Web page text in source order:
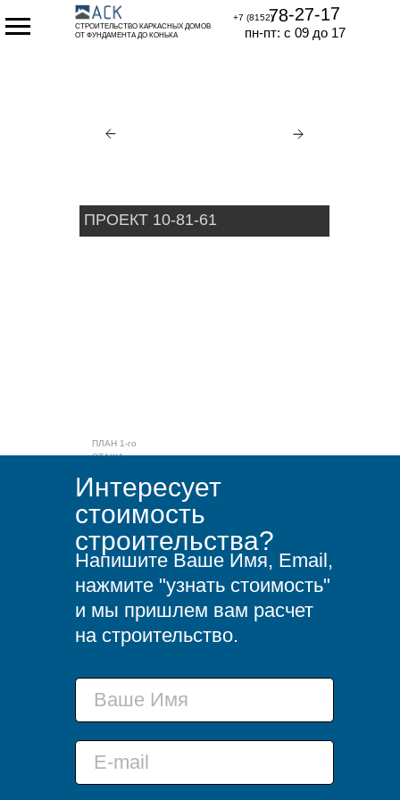
СТРОИТЕЛЬСТВО КАРКАСНЫХ ДОМОВ
ОТ ФУНДАМЕНТА ДО КОНЬКА
78-27-17
пн-пт: с 09 до 17
+7 (8152)
ПРОЕКТ 10-81-61
ПЛАН 1-го
ЭТАЖА
Интересует
стоимость
строительства?
Напишите Ваше Имя, Email,
нажмите "узнать стоимость"
и мы пришлем вам расчет
на строительство.